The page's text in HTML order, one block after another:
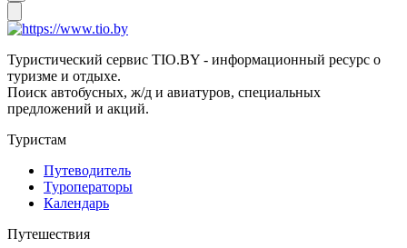
Туристический сервис TIO.BY - информационный ресурс о
туризме и отдыхе.
Поиск автобусных, ж/д и авиатуров, специальных
предложений и акций.
Туристам
Путеводитель
Туроператоры
Календарь
Путешествия